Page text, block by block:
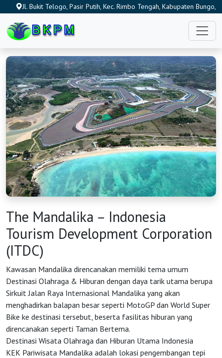
Jl. Bukit Telogo, Pasir Putih, Kec. Rimbo Tengah, Kabupaten Bungo,
HOME
OSS
The Mandalika – Indonesia
Tourism Development Corporation
(ITDC)
Kawasan Mandalika direncanakan memiliki tema umum
Destinasi Olahraga & Hiburan dengan daya tarik utama berupa
Sirkuit Jalan Raya Internasional Mandalika yang akan
menghadirkan balapan besar seperti MotoGP dan World Super
Bike ke destinasi tersebut, beserta fasilitas hiburan yang
direncanakan seperti Taman Bertema.
Destinasi Wisata Olahraga dan Hiburan Utama Indonesia
KEK Pariwisata Mandalika adalah lokasi pengembangan tepi